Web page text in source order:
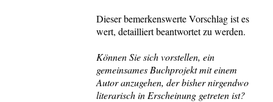
Dieser bemerkenswerte Vorschlag ist es
wert, detailliert beantwortet zu werden.
Können Sie sich vorstellen, ein
gemeinsames Buchprojekt mit einem
Autor anzugehen, der bisher nirgendwo
literarisch in Erscheinung getreten ist?